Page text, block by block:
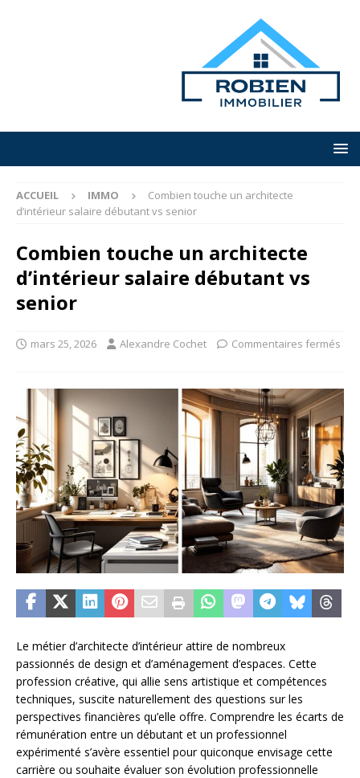
ACCUEIL IMMO
Combien touche un architecte
d’intérieur salaire débutant vs senior
Combien touche un architecte
d’intérieur salaire débutant vs
senior
mars 25, 2026 Alexandre Cochet Commentaires fermés
Le métier d’architecte d’intérieur attire de nombreux
passionnés de design et d’aménagement d’espaces. Cette
profession créative, qui allie sens artistique et compétences
techniques, suscite naturellement des questions sur les
perspectives financières qu’elle offre. Comprendre les écarts de
rémunération entre un débutant et un professionnel
expérimenté s’avère essentiel pour quiconque envisage cette
carrière ou souhaite évaluer son évolution professionnelle